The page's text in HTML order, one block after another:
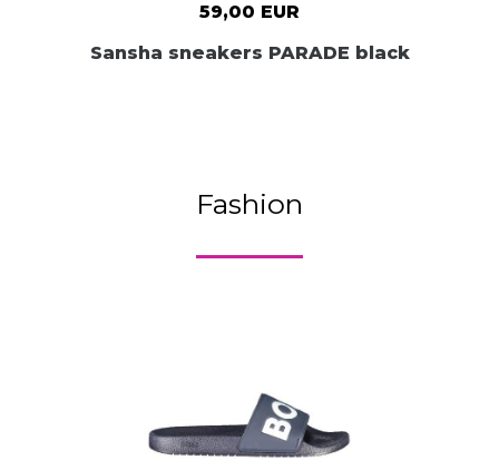
59,00 EUR
Sansha sneakers PARADE black
Fashion